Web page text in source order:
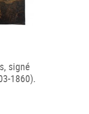
signé
1860).